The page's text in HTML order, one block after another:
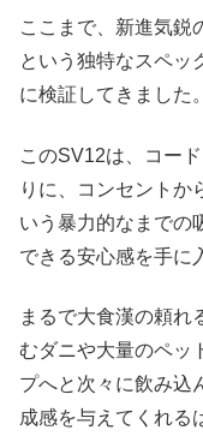
ここまで、新進気鋭
という独特なスペッ
に検証してきました。
このSV12は、コー
りに、コンセントか
いう暴力的なまでの
できる安心感を手に
まるで大食漢の頼れ
むダニや大量のペッ
プへと次々に飲み込
成感を与えてくれる